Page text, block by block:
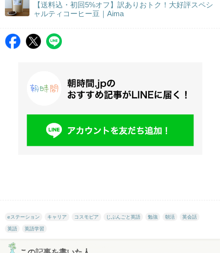
【送料込・初回5%オフ】訳ありおトク！大好評スペシ
ャルティコーヒー豆｜Aima
eステーション キャリア コスモピア じぶんごと英語 勉強 朝活 英会話
英語 英語学習